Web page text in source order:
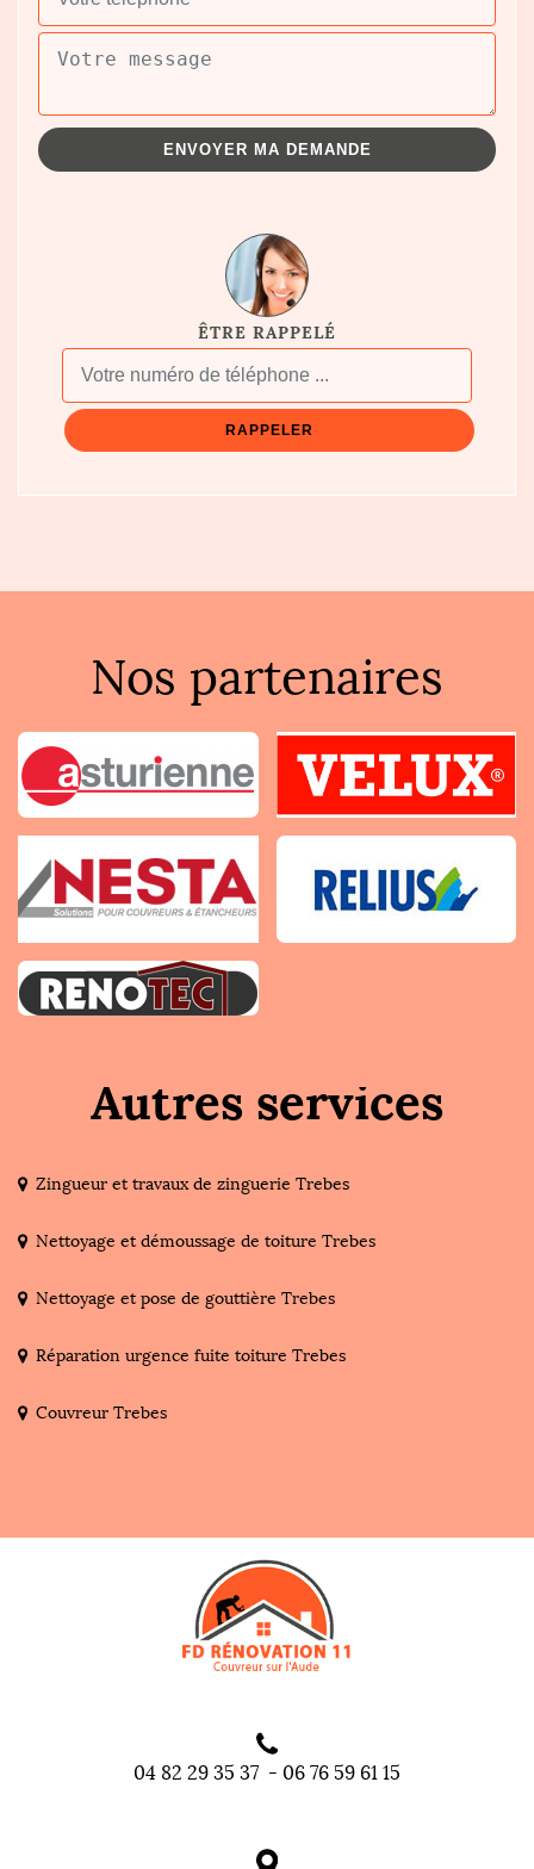
ÊTRE RAPPELÉ
Nos partenaires
Autres services
Zingueur et travaux de zinguerie Trebes
Nettoyage et démoussage de toiture Trebes
Nettoyage et pose de gouttière Trebes
Réparation urgence fuite toiture Trebes
Couvreur Trebes
04 82 29 35 37 - 06 76 59 61 15